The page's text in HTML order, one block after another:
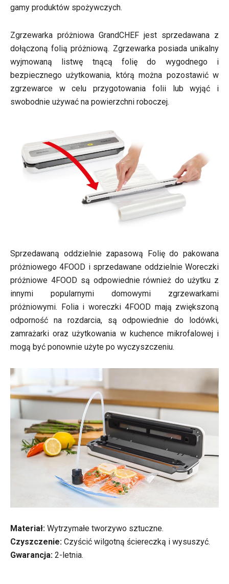
gamy produktów spożywczych.
Zgrzewarka próżniowa GrandCHEF jest sprzedawana z
dołączoną folią próżniową. Zgrzewarka posiada unikalny
wyjmowaną listwę tnącą folię do wygodnego i
bezpiecznego użytkowania, którą można pozostawić w
zgrzewarce w celu przygotowania folii lub wyjąć i
swobodnie używać na powierzchni roboczej.
Sprzedawaną oddzielnie zapasową Folię do pakowana
próżniowego 4FOOD i sprzedawane oddzielnie Woreczki
próżniowe 4FOOD są odpowiednie również do użytku z
innymi popularnymi domowymi zgrzewarkami
próżniowymi. Folia i woreczki 4FOOD mają zwiększoną
odporność na rozdarcia, są odpowiednie do lodówki,
zamrażarki oraz użytkowania w kuchence mikrofalowej i
mogą być ponownie użyte po wyczyszczeniu.
Materiał: Wytrzymałe tworzywo sztuczne.
Czyszczenie: Czyścić wilgotną ściereczką i wysuszyć.
Gwarancja: 2-letnia.